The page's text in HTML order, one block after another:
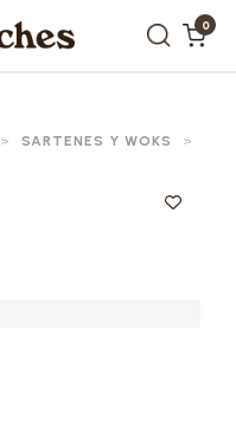
0
> SARTENES Y WOKS
>